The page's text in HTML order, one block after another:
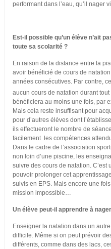
performant dans l’eau, qu’il nager
Est-il possible qu’un élève n’ait
toute sa scolarité ?
En raison de la distance entre la
avoir bénéficié de cours de
années consécutives. Par contre,
aucun cours de natation durant
bénéficiera au moins une fois, par
Mais cela reste insuffisant pour
pour d’autres élèves dont
ils effectueront le nombre de
facilement les compétences
Dans le cadre de l’association
non loin d’une piscine, les
suivre des cours de natation.
pouvoir prolonger cet
suivis en EPS. Mais encore une
mission impossible…
Un élève peut-il apprendre à
Enseigner la natation dans un
difficile. Même si on peut prévoir
différents, comme dans des lacs,